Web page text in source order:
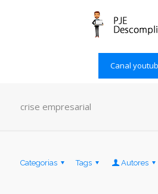
Canal
crise empresarial
Categorias Tags Autores